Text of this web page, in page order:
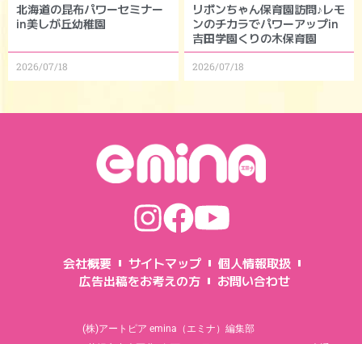
北海道の昆布パワーセミナー
in美しが丘幼稚園
2026/07/18
リボンちゃん保育園訪問♪レモ
ンのチカラでパワーアップin
吉田学園くりの木保育園
2026/07/18
会社概要 サイトマップ
個人情報取扱
広告出稿をお考えの方
お問い合わせ
(株)アートピア emina（エミナ）編集部